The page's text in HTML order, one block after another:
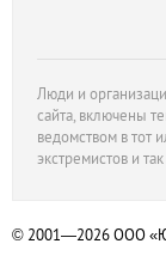
Люди и
сайта, включены
ведомством в тот
экстремистов и
© 2001—2026ООО